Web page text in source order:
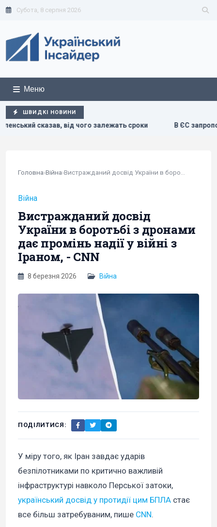
Субота, 8 серпня 2026
Меню
ШВИДКІ НОВИНИ
залежать сроки В ЄС запропонували нову схему
Головна›Війна›
Війна
Вистражданий досвід
України в боротьбі з дронами
дає промінь надії у війні з
Іраном, - CNN
8 березня 2026 Війна
ПОДІЛИТИСЯ:
У міру того, як Іран завдає ударів
безпілотниками по критично важливій
інфраструктурі навколо Перської затоки,
український досвід у протидії цим БПЛА стає
все більш затребуваним, пише CNN.